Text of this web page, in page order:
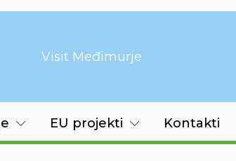
Visit Međimurje
EU projekti Kontakti